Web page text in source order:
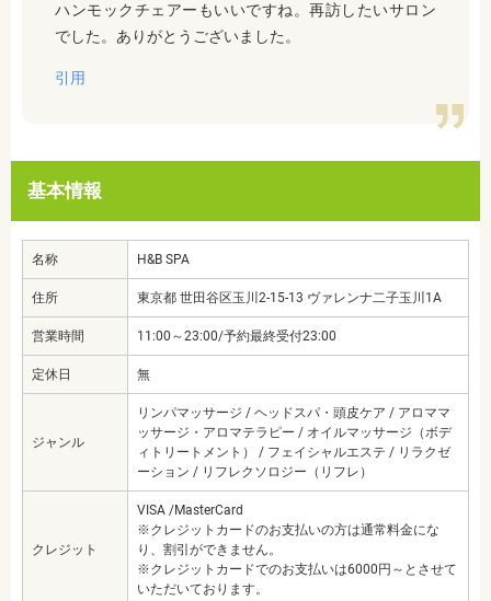
ハンモックチェアーもいいですね。再訪したいサロン
でした。ありがとうございました。
引用
基本情報
名称 H&B SPA
住所 東京都 世田谷区玉川2-15-13 ヴァレンナ二子玉川1A
営業時間 11:00～23:00/予約最終受付23:00
定休日 無
ジャンル
リンパマッサージ / ヘッドスパ・頭皮ケア / アロママ
ッサージ・アロマテラピー / オイルマッサージ（ボデ
ィトリートメント） / フェイシャルエステ / リラクゼ
ーション / リフレクソロジー（リフレ）
クレジット
VISA /MasterCard
※クレジットカードのお支払いの方は通常料金にな
り、割引ができません。
※クレジットカードでのお支払いは6000円～とさせて
いただいております。